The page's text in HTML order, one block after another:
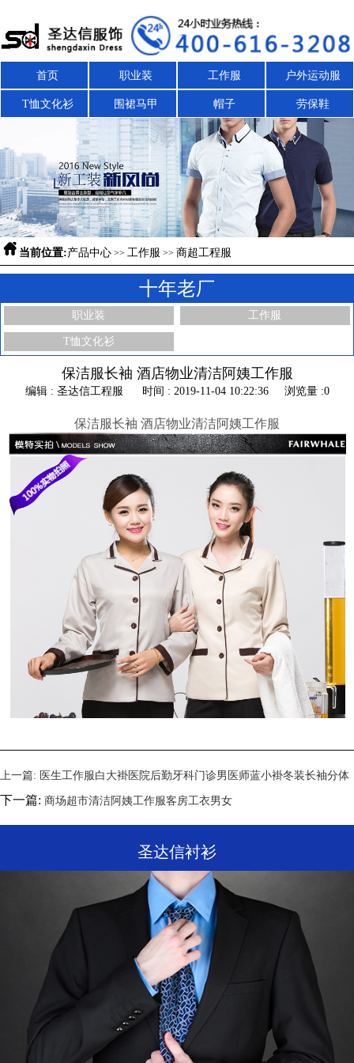
首页 职业装 工作服 户外运动服
T恤文化衫 围裙马甲 帽子 劳保鞋
 当前位置:产品中心 >> 工作服 >> 商超工程服
十年老厂
职业装 工作服
T恤文化衫
保洁服长袖 酒店物业清洁阿姨工作服
编辑 : 圣达信工程服 时间 : 2019-11-04 10:22:36 浏览量 :0
保洁服长袖 酒店物业清洁阿姨工作服
上一篇: 医生工作服白大褂医院后勤牙科门诊男医师蓝小褂冬装长袖分体
下一篇: 商场超市清洁阿姨工作服客房工衣男女
圣达信衬衫